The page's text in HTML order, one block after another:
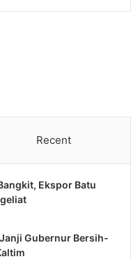
Recent
Ekspor Batu
Gubernur Bersih-